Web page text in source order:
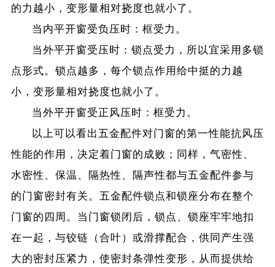
的力越小，变形量相对挠度也就小了。
当内平开窗受负压时：框受力。
当外平开窗受压时：锁点受力，所以宜采用多锁
点形式。锁点越多，每个锁点作用给中挺的力越
小，变形量相对挠度也就小了。
当外平开窗受正风压时：框受力。
以上可以看出五金配件对门窗的第一性能抗风压
性能的作用，决定着门窗的成败；同样，气密性、
水密性、保温、隔热性、隔声性都与五金配件参与
的门窗密封有关。五金配件锁点和锁座分布在整个
门窗的四周。当门窗锁闭后，锁点、锁座牢牢地扣
在一起，与铰链（合叶）或滑撑配合，供同产生强
大的密封压紧力，使密封条弹性变形，从而提供给